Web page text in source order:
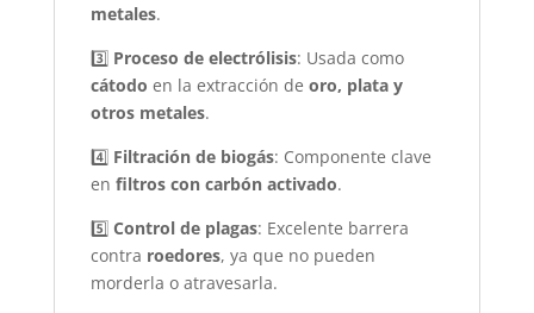
metales.
3️⃣ Proceso de electrólisis: Usada como
cátodo en la extracción de oro, plata y
otros metales.
4️⃣ Filtración de biogás: Componente clave
en filtros con carbón activado.
5️⃣ Control de plagas: Excelente barrera
contra roedores, ya que no pueden
morderla o atravesarla.